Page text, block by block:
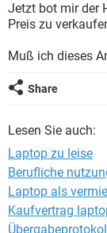
Jetzt bot mir der
Preis zu
Muß ich dieses
Share
Lesen Sie auch:
Laptop zu leise
Berufliche
Laptop als
Kaufvertrag